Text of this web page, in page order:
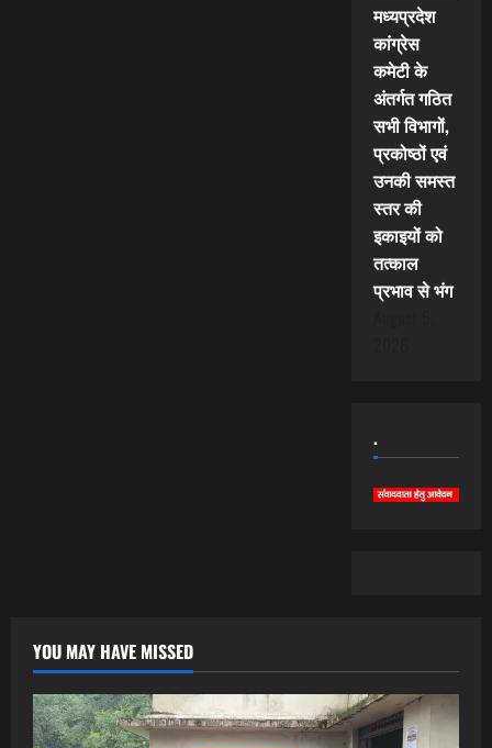
मध्यप्रदेश
कांग्रेस
कमेटी के
अंतर्गत गठित
सभी विभागों,
प्रकोष्ठों एवं
उनकी समस्त
स्तर की
इकाइयों को
तत्काल
प्रभाव से भंग
.
YOU MAY HAVE MISSED